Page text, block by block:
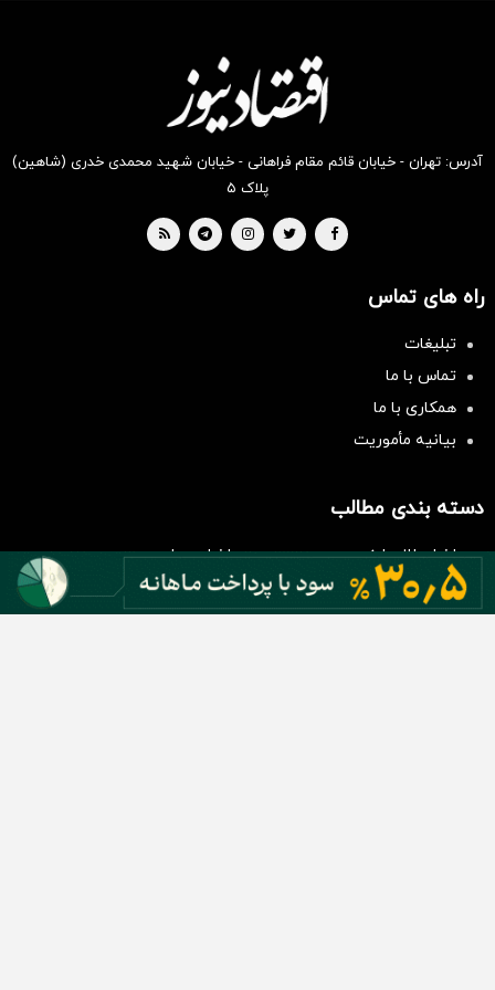
آدرس: تهران - خیابان قائم مقام فراهانی - خیابان شهید محمدی خدری (شاهین)
پلاک ۵
راه های تماس
تبلیغات
تماس با ما
همکاری با ما
بیانیه مأموریت
دسته بندی مطالب
اخبار طلا و ارز
اخبار سیاسی
اخبار بورس
اخبار مسکن
اخبار خودرو
اخبار تکنولوژی